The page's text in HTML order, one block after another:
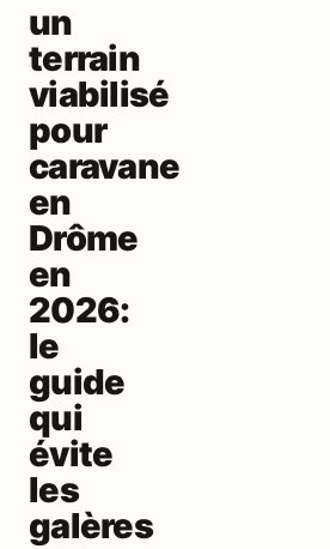
un
terrain
viabilisé
pour
caravane
en
Drôme
en
2026:
le
guide
qui
évite
les
galères